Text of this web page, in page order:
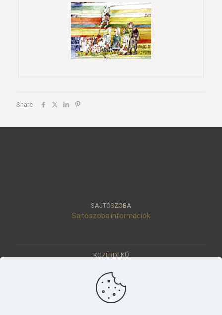
Share
SAJTÓSZOBA
Sajtószoba információk
KÖZÉRDEKŰ
Értéktár
Pályázatok